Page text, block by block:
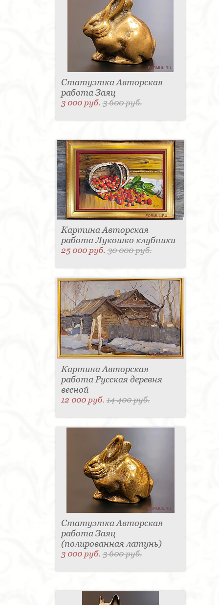
Статуэтка Авторская
работа Заяц
3 000 руб.3 600 руб.
Картина Авторская
работа Лукошко клубники
25 000 руб.30 000 руб.
Картина Авторская
работа Русская деревня
весной
12 000 руб.14 400 руб.
Статуэтка Авторская
работа Заяц
(полированная латунь)
3 000 руб.3 600 руб.